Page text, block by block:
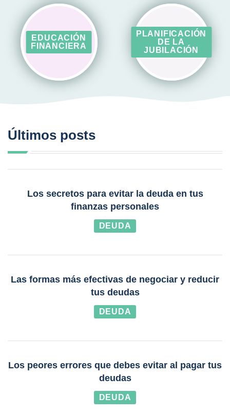
EDUCACIÓN
FINANCIERA
PLANIFICACIÓN
DE LA
JUBILACIÓN
Últimos posts
Los secretos para evitar la deuda en tus
finanzas personales
DEUDA
Las formas más efectivas de negociar y reducir
tus deudas
DEUDA
Los peores errores que debes evitar al pagar tus
deudas
DEUDA